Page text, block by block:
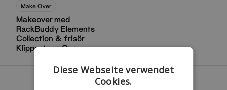
Schau jetzt
Make Over
Makeover med
RackBuddy Elements
Collection & frisör
Klippestuen One
Diese Webseite verwendet
Cookies.